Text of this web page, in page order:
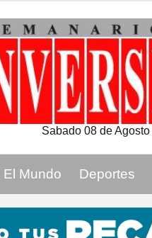
Sabado 08 de
El Mundo Deportes